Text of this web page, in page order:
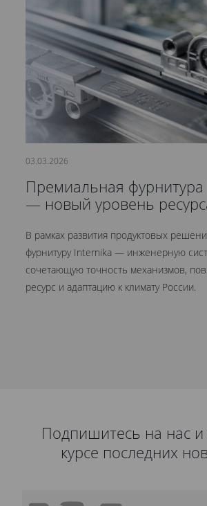
03.03.2026
Премиальная
— новый уровень
В рамках развития продуктовых
фурнитуру Internika — инженерную
сочетающую точность механизмов,
ресурс и адаптацию к климату России.
Подпишитесь на нас и
курсе последних